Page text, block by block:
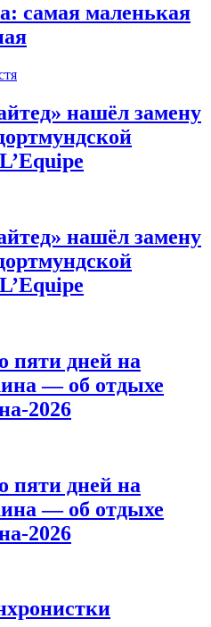
самая маленькая
нашёл замену
нашёл замену
пяти дней на
— об отдыхе
2026
пяти дней на
— об отдыхе
2026